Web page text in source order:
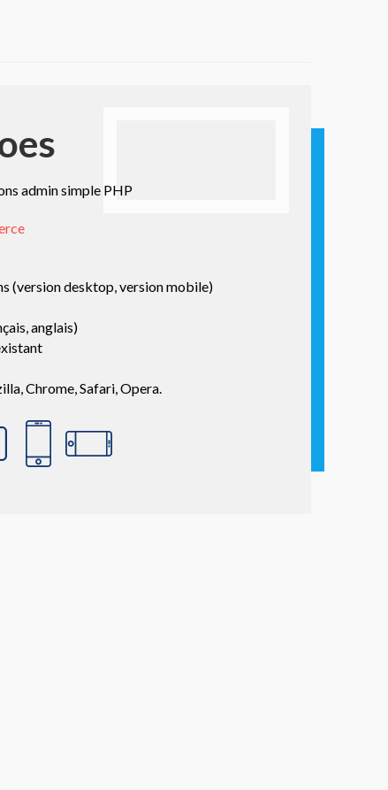
admin simple PHP
(version desktop, version mobile)
anglais)
Chrome, Safari, Opera.